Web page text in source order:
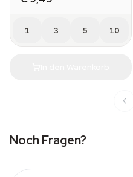
1 3 5 10
Noch Fragen?